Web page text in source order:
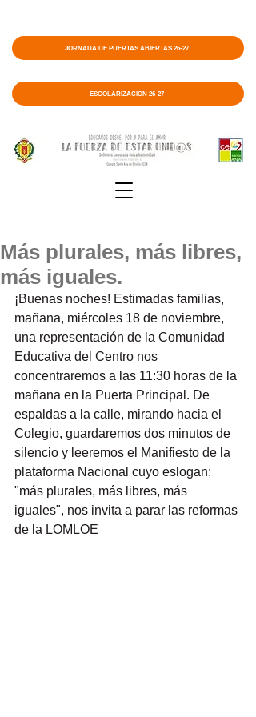
ESCOLARIZACIÓN 26-27
JORNADA DE PUERTAS ABIERTAS 26-27
Más plurales, más libres,
más iguales.
¡Buenas noches! Estimadas familias,
mañana, miércoles 18 de noviembre,
una representación de la Comunidad
Educativa del Centro nos
concentraremos a las 11:30 horas de la
mañana en la Puerta Principal. De
espaldas a la calle, mirando hacia el
Colegio, guardaremos dos minutos de
silencio y leeremos el Manifiesto de la
plataforma Nacional cuyo eslogan:
"más plurales, más libres, más
iguales", nos invita a parar las reformas
de la LOMLOE